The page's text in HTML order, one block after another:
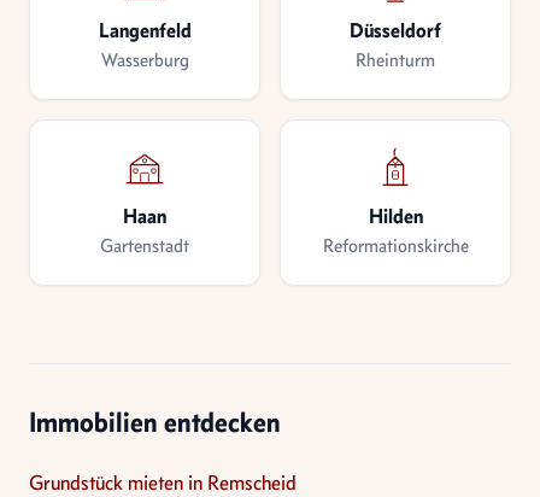
Langenfeld
Wasserburg
Düsseldorf
Rheinturm
Haan
Gartenstadt
Hilden
Reformationskirche
Immobilien entdecken
Grundstück mieten in Remscheid